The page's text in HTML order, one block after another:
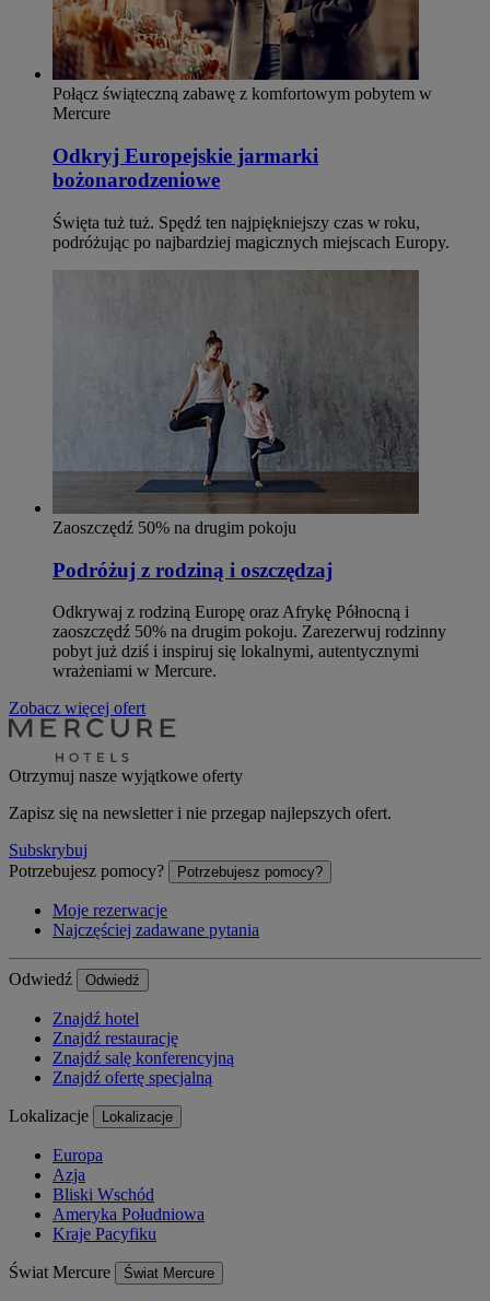
Połącz świąteczną zabawę z komfortowym pobytem w
Mercure
Odkryj Europejskie jarmarki
bożonarodzeniowe
Święta tuż tuż. Spędź ten najpiękniejszy czas w roku,
podróżując po najbardziej magicznych miejscach Europy.
Zaoszczędź 50% na drugim pokoju
Podróżuj z rodziną i oszczędzaj
Odkrywaj z rodziną Europę oraz Afrykę Północną i
zaoszczędź 50% na drugim pokoju. Zarezerwuj rodzinny
pobyt już dziś i inspiruj się lokalnymi, autentycznymi
wrażeniami w Mercure.
Zobacz więcej ofert
Otrzymuj nasze wyjątkowe oferty
Zapisz się na newsletter i nie przegap najlepszych ofert.
Subskrybuj
Potrzebujesz pomocy?
Potrzebujesz pomocy?
Moje rezerwacje
Najczęściej zadawane pytania
Odwiedź Odwiedź
Znajdź hotel
Znajdź restaurację
Znajdź salę konferencyjną
Znajdź ofertę specjalną
Lokalizacje Lokalizacje
Europa
Azja
Bliski Wschód
Ameryka Południowa
Kraje Pacyfiku
Świat Mercure Świat Mercure